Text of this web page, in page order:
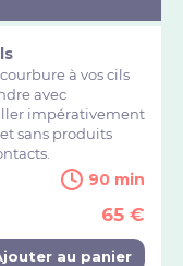
à vos cils
avec
impérativement
sans produits
90 min
65 €
au panier